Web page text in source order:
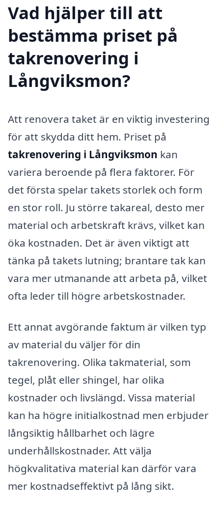
Vad hjälper till att
bestämma priset på
takrenovering i
Långviksmon?
Att renovera taket är en viktig investering
för att skydda ditt hem. Priset på
takrenovering i Långviksmon kan
variera beroende på flera faktorer. För
det första spelar takets storlek och form
en stor roll. Ju större takareal, desto mer
material och arbetskraft krävs, vilket kan
öka kostnaden. Det är även viktigt att
tänka på takets lutning; brantare tak kan
vara mer utmanande att arbeta på, vilket
ofta leder till högre arbetskostnader.
Ett annat avgörande faktum är vilken typ
av material du väljer för din
takrenovering. Olika takmaterial, som
tegel, plåt eller shingel, har olika
kostnader och livslängd. Vissa material
kan ha högre initialkostnad men erbjuder
långsiktig hållbarhet och lägre
underhållskostnader. Att välja
högkvalitativa material kan därför vara
mer kostnadseffektivt på lång sikt.